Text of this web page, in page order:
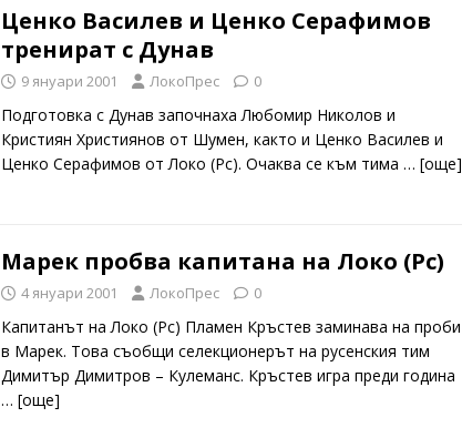
Ценко Василев и Ценко Серафимов
тренират с Дунав
9 януари 2001 ЛокоПрес 0
Подготовка с Дунав започнаха Любомир Николов и
Кристиян Християнов от Шумен, както и Ценко Василев и
Ценко Серафимов от Локо (Рс). Очаква се към тима … [oще]
Марек пробва капитана на Локо (Рс)
4 януари 2001 ЛокоПрес 0
Капитанът на Локо (Рс) Пламен Кръстев заминава на проби
в Марек. Това съобщи селекционерът на русенския тим
Димитър Димитров – Кулеманс. Кръстев игра преди година
… [oще]